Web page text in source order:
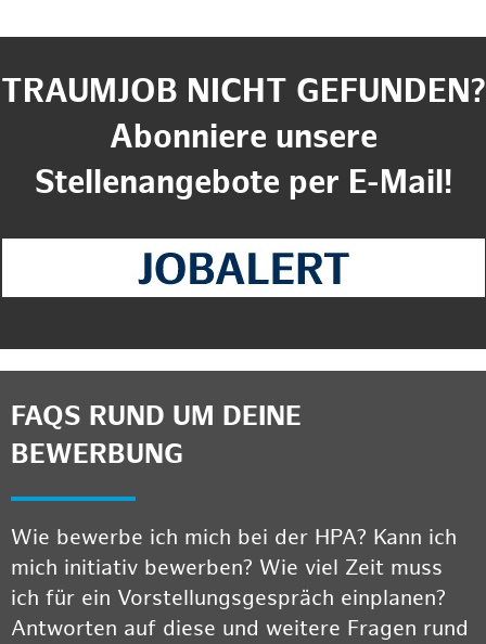
TRAUMJOB NICHT GEFUNDEN?
Abonniere unsere
Stellenangebote per E-Mail!
FAQS RUND UM DEINE
BEWERBUNG
Wie bewerbe ich mich bei der HPA? Kann ich
mich initiativ bewerben? Wie viel Zeit muss
ich für ein Vorstellungsgespräch einplanen?
Antworten auf diese und weitere Fragen rund